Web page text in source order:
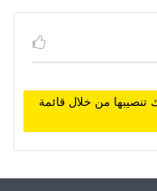
تنصيبها من خلال قائمة